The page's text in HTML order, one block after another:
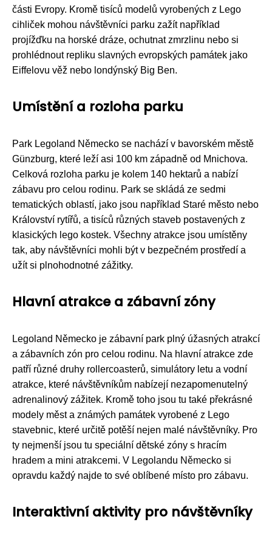
části Evropy. Kromě tisíců modelů vyrobených z Lego
cihliček mohou návštěvníci parku zažít například
projížďku na horské dráze, ochutnat zmrzlinu nebo si
prohlédnout repliku slavných evropských památek jako
Eiffelovu věž nebo londýnský Big Ben.
Umístění a rozloha parku
Park Legoland Německo se nachází v bavorském městě
Günzburg, které leží asi 100 km západně od Mnichova.
Celková rozloha parku je kolem 140 hektarů a nabízí
zábavu pro celou rodinu. Park se skládá ze sedmi
tematických oblastí, jako jsou například Staré město nebo
Království rytířů, a tisíců různých staveb postavených z
klasických lego kostek. Všechny atrakce jsou umístěny
tak, aby návštěvníci mohli být v bezpečném prostředí a
užít si plnohodnotné zážitky.
Hlavní atrakce a zábavní zóny
Legoland Německo je zábavní park plný úžasných atrakcí
a zábavních zón pro celou rodinu. Na hlavní atrakce zde
patří různé druhy rollercoasterů, simulátory letu a vodní
atrakce, které návštěvníkům nabízejí nezapomenutelný
adrenalinový zážitek. Kromě toho jsou tu také překrásné
modely měst a známých památek vyrobené z Lego
stavebnic, které určitě potěší nejen malé návštěvníky. Pro
ty nejmenší jsou tu speciální dětské zóny s hracím
hradem a mini atrakcemi. V Legolandu Německo si
opravdu každý najde to své oblíbené místo pro zábavu.
Interaktivní aktivity pro návštěvníky